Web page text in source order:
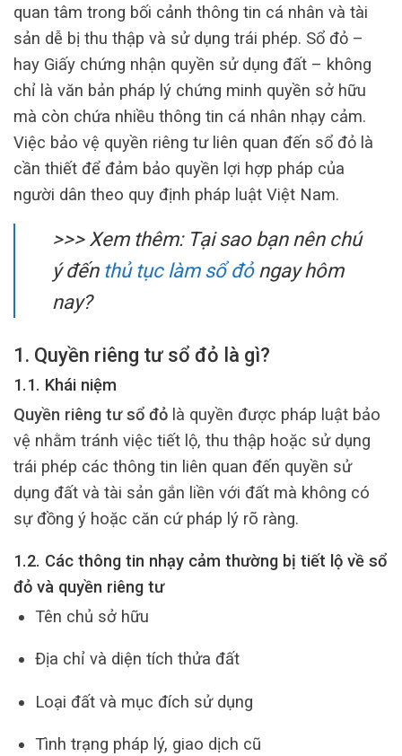
quan tâm trong bối cảnh thông tin cá nhân và tài
sản dễ bị thu thập và sử dụng trái phép. Sổ đỏ –
hay Giấy chứng nhận quyền sử dụng đất – không
chỉ là văn bản pháp lý chứng minh quyền sở hữu
mà còn chứa nhiều thông tin cá nhân nhạy cảm.
Việc bảo vệ quyền riêng tư liên quan đến sổ đỏ là
cần thiết để đảm bảo quyền lợi hợp pháp của
người dân theo quy định pháp luật Việt Nam.
>>> Xem thêm: Tại sao bạn nên chú
ý đến thủ tục làm sổ đỏngay hôm
nay?
1. Quyền riêng tư sổ đỏ là gì?
1.1. Khái niệm
Quyền riêng tư sổ đỏ là quyền được pháp luật bảo
vệ nhằm tránh việc tiết lộ, thu thập hoặc sử dụng
trái phép các thông tin liên quan đến quyền sử
dụng đất và tài sản gắn liền với đất mà không có
sự đồng ý hoặc căn cứ pháp lý rõ ràng.
1.2. Các thông tin nhạy cảm thường bị tiết lộ về sổ
đỏ và quyền riêng tư
Tên chủ sở hữu
Địa chỉ và diện tích thửa đất
Loại đất và mục đích sử dụng
Tình trạng pháp lý, giao dịch cũ